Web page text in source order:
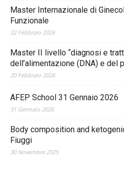
Master Internazionale di
Funzionale
22 Febbraio 2026
Master II livello “diagnosi e
dell’alimentazione (DNA) e del
20 Febbraio 2026
AFEP School 31 Gennaio 2026
31 Gennaio 2026
Body composition and
Fiuggi
30 Novembre 2025